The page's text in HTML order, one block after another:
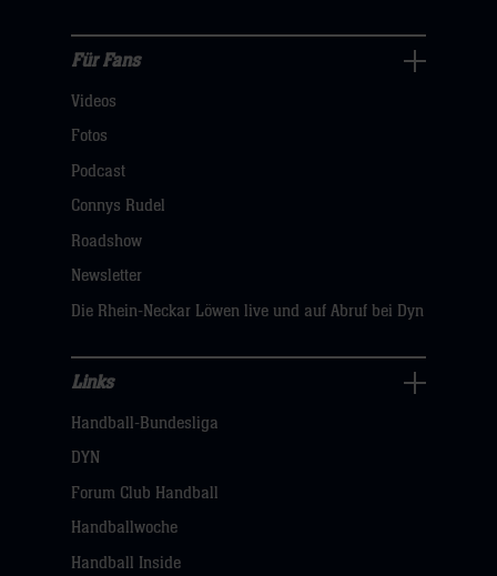
hier
Fans
Navigation
öffnen,
dann
hier
Für Fans
Videos
Fotos
Podcast
Connys Rudel
Roadshow
Newsletter
Die Rhein-Neckar Löwen live und auf Abruf bei Dyn
Navigation
öffnen,
dann
klicken
Links
Handball-Bundesliga
DYN
Forum Club Handball
Handballwoche
Handball Inside